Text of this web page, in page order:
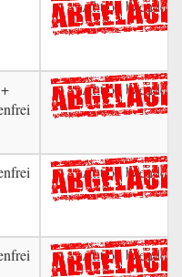
Aktion beendet
Aktion beendet
Aktion beendet
Aktion beendet